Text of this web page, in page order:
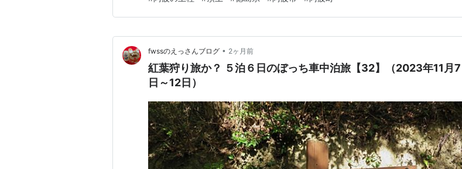
真・カメラ
fwssのえっさんブログ • 2ヶ月前
紅葉狩り旅か？ ５泊６日のぼっち車中泊旅【32】（2023年11月7
日～12日）